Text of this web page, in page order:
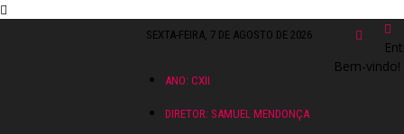
SEXTA-FEIRA, 7 DE AGOSTO DE 2026
ANO: CXII
DIRETOR: SAMUEL MENDONÇA
Bem-